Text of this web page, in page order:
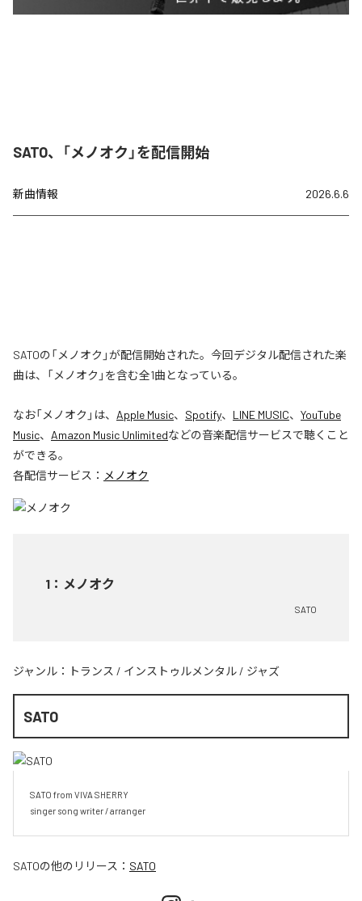
SATO、「メノオク」を配信開始
新曲情報 2026.6.6
SATOの「メノオク」が配信開始された。今回デジタル配信された楽
曲は、「メノオク」を含む全1曲となっている。
なお「メノオク 」は、 Apple Music、 Spotify、 LINE MUSIC、 YouTube
Music、 Amazon Music Unlimitedなどの音楽配信サービスで聴くこと
ができる。
各配信サービス： メノオク
1 ： メノオク
SATO
ジャンル： トランス / インストゥルメンタル / ジャズ
SATO
SATO from VIVA SHERRY
singer song writer / arranger
SATOの他のリリース： SATO